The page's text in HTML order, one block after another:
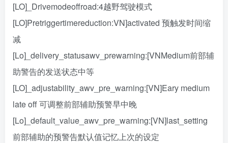
[LO]_Drivemodeoffroad:4越野驾驶模式
[LO]Pretriggertimereduction:VN]activated 预触发时间缩
减
[Lo]_delivery_statusawv_prewarning:[VNMedium前部辅
助警告的发送状态中等
[LO]_adjustability_awv_pre_warning:[VN]Eary medium
late off 可调整前部辅助预警早中晚
[Lo]_default_value_awv_pre_warning:[VN]last_setting
前部辅助的预警告默认值记忆上次的设定